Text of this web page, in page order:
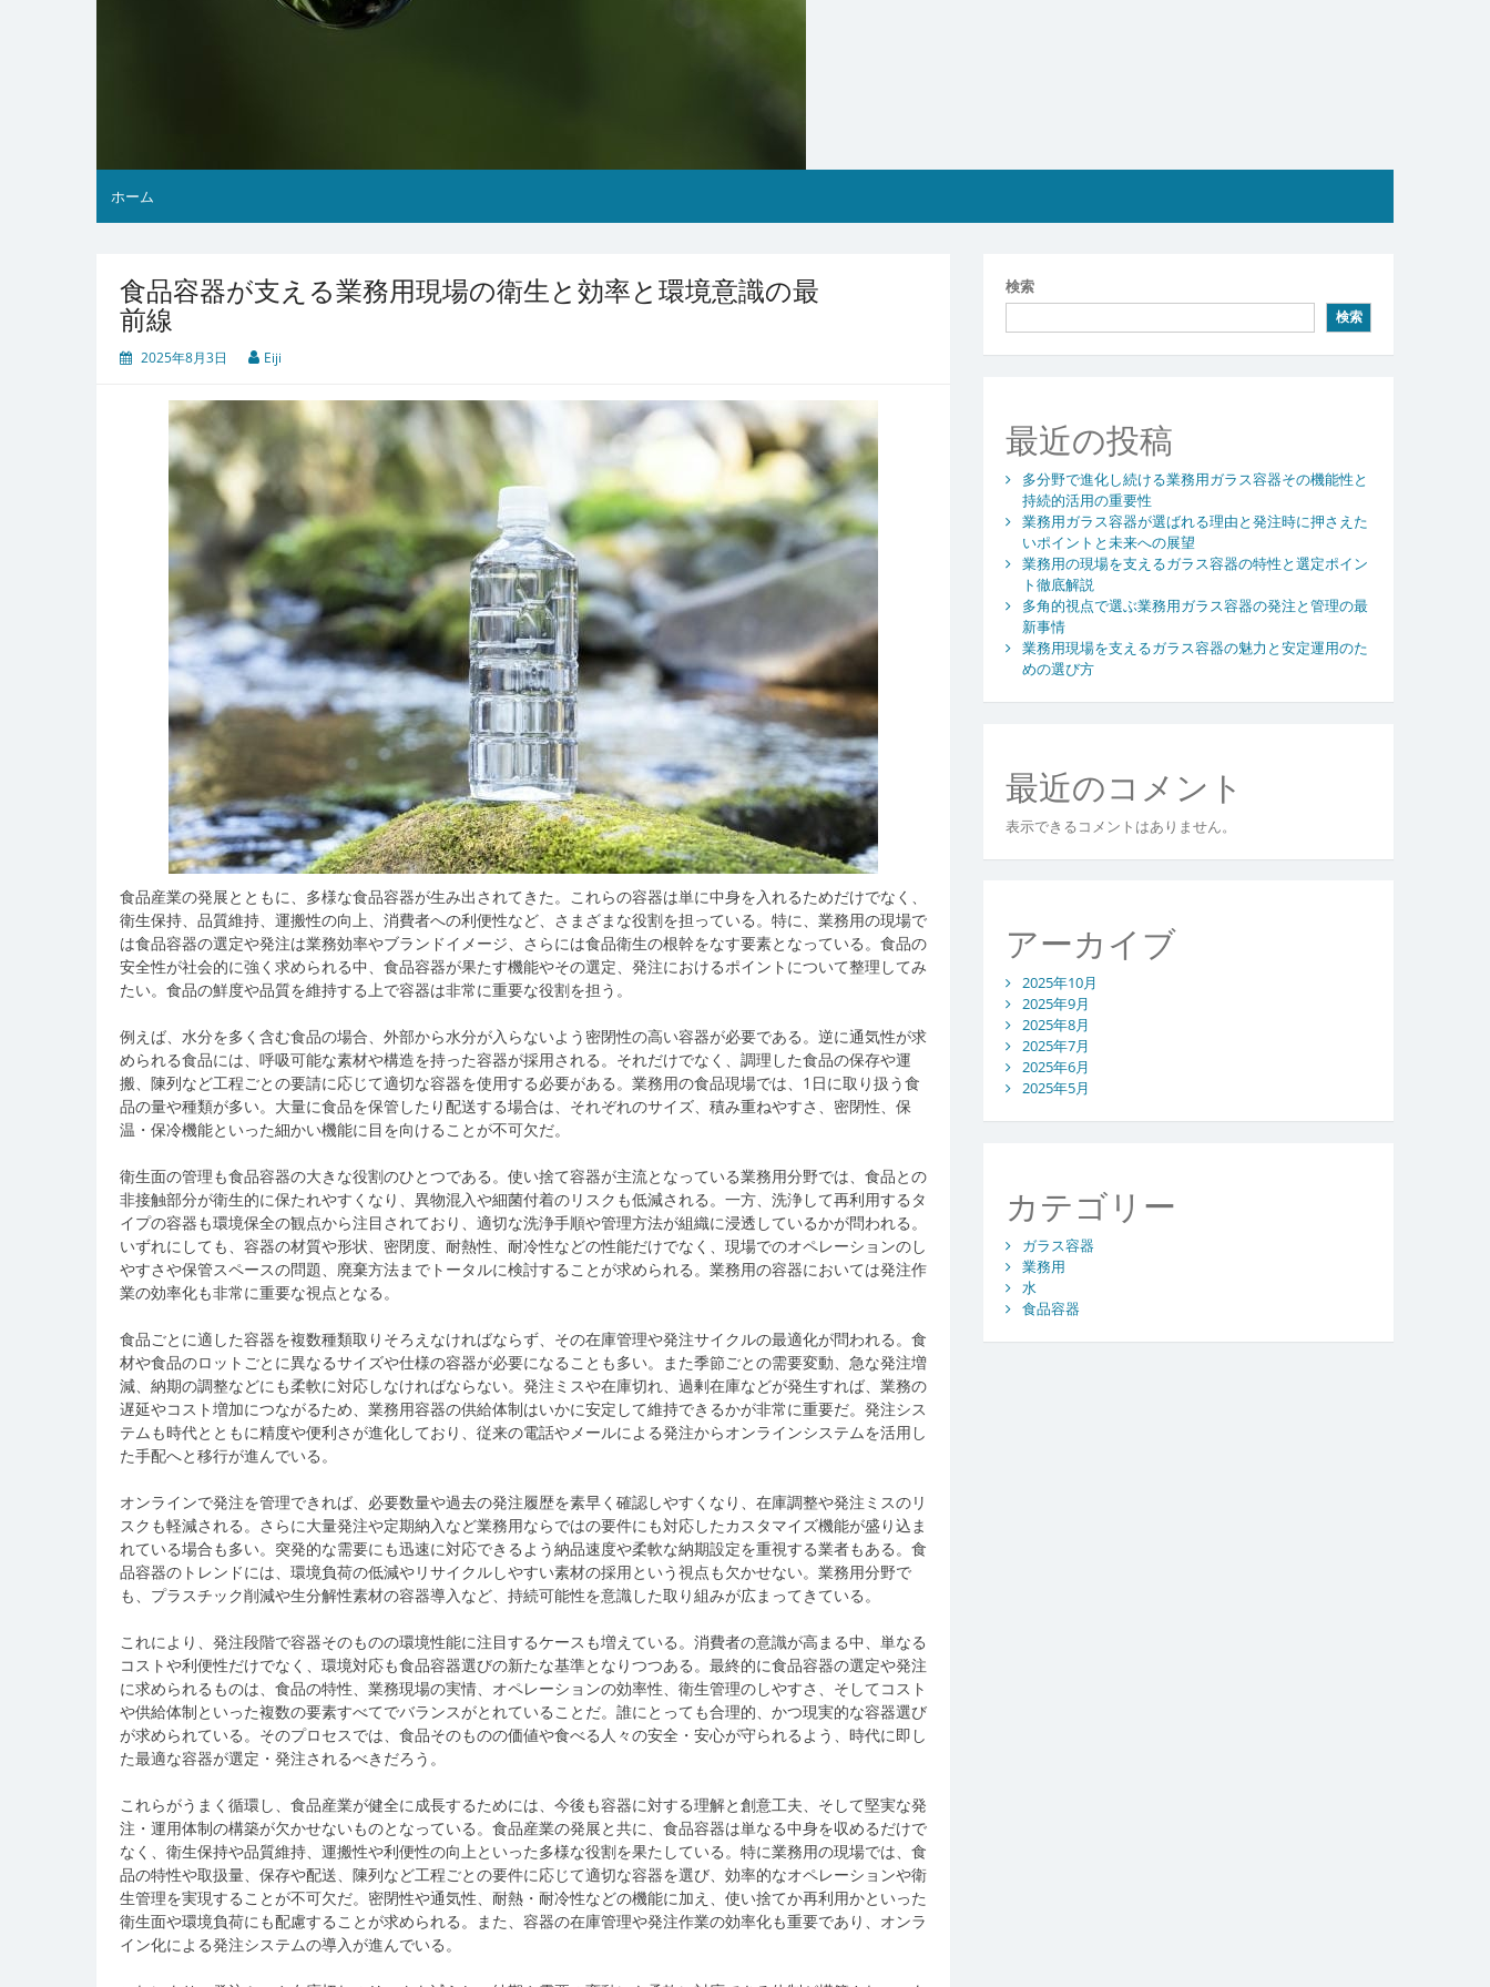
ホーム
食品容器が支える業務用現場の衛生と効率と環境意識の最
前線
2025年8月3日 Eiji
食品産業の発展とともに、多様な食品容器が生み出されてきた。 これらの容器は単に中身を入れるためだけでなく、
衛生保持、品質維持、運搬性の向上、消費者への利便性など、さまざまな役割を担っている。特に、業務用の現場で
は食品容器の選定や発注は業務効率やブランドイメージ、さらには食品衛生の根幹をなす要素となっている。食品の
安全性が社会的に強く求められる中、食品容器が果たす機能やその選定、発注におけるポイントについて整理してみ
たい。食品の鮮度や品質を維持する上で容器は非常に重要な役割を担う。
例えば、水分を多く含む食品の場合、外部から水分が入らないよう密閉性の高い容器が必要である。逆に通気性が求
められる食品には、呼吸可能な素材や構造を持った容器が採用される。それだけでなく、調理した食品の保存や運
搬、陳列など工程ごとの要請に応じて適切な容器を使用する必要がある。業務用の食品現場では、1日に取り扱う食
品の量や種類が多い。大量に食品を保管したり配送する場合は、それぞれのサイズ、積み重ねやすさ、密閉性、保
温・保冷機能といった細かい機能に目を向けることが不可欠だ。
衛生面の管理も食品容器の大きな役割のひとつである。使い捨て容器が主流となっている業務用分野では、食品との
非接触部分が衛生的に保たれやすくなり、異物混入や細菌付着のリスクも低減される。一方、洗浄して再利用するタ
イプの容器も環境保全の観点から注目されており、適切な洗浄手順や管理方法が組織に浸透しているかが問われる。
いずれにしても、容器の材質や形状、密閉度、耐熱性、耐冷性などの性能だけでなく、現場でのオペレーションのし
やすさや保管スペースの問題、廃棄方法までトータルに検討することが求められる。業務用の容器においては発注作
業の効率化も非常に重要な視点となる。
食品ごとに適した容器を複数種類取りそろえなければならず、その在庫管理や発注サイクルの最適化が問われる。食
材や食品のロットごとに異なるサイズや仕様の容器が必要になることも多い。また季節ごとの需要変動、急な発注増
減、納期の調整などにも柔軟に対応しなければならない。発注ミスや在庫切れ、過剰在庫などが発生すれば、業務の
遅延やコスト増加につながるため、業務用容器の供給体制はいかに安定して維持できるかが非常に重要だ。発注シス
テムも時代とともに精度や便利さが進化しており、従来の電話やメールによる発注からオンラインシステムを活用し
た手配へと移行が進んでいる。
オンラインで発注を管理できれば、必要数量や過去の発注履歴を素早く確認しやすくなり、在庫調整や発注ミスのリ
スクも軽減される。さらに大量発注や定期納入など業務用ならではの要件にも対応したカスタマイズ機能が盛り込ま
れている場合も多い。突発的な需要にも迅速に対応できるよう納品速度や柔軟な納期設定を重視する業者もある。食
品容器のトレンドには、環境負荷の低減やリサイクルしやすい素材の採用という視点も欠かせない。業務用分野で
も、プラスチック削減や生分解性素材の容器導入など、持続可能性を意識した取り組みが広まってきている。
これにより、発注段階で容器そのものの環境性能に注目するケースも増えている。消費者の意識が高まる中、単なる
コストや利便性だけでなく、環境対応も食品容器選びの新たな基準となりつつある。最終的に食品容器の選定や発注
に求められるものは、食品の特性、業務現場の実情、オペレーションの効率性、衛生管理のしやすさ、そしてコスト
や供給体制といった複数の要素すべてでバランスがとれていることだ。誰にとっても合理的、かつ現実的な容器選び
が求められている。そのプロセスでは、食品そのものの価値や食べる人々の安全・安心が守られるよう、時代に即し
た最適な容器が選定・発注されるべきだろう。
これらがうまく循環し、食品産業が健全に成長するためには、今後も容器に対する理解と創意工夫、そして堅実な発
注・運用体制の構築が欠かせないものとなっている。食品産業の発展と共に、食品容器は単なる中身を収めるだけで
なく、衛生保持や品質維持、運搬性や利便性の向上といった多様な役割を果たしている。特に業務用の現場では、食
品の特性や取扱量、保存や配送、陳列など工程ごとの要件に応じて適切な容器を選び、効率的なオペレーションや衛
生管理を実現することが不可欠だ。密閉性や通気性、耐熱・耐冷性などの機能に加え、使い捨てか再利用かといった
衛生面や環境負荷にも配慮することが求められる。また、容器の在庫管理や発注作業の効率化も重要であり、オンラ
イン化による発注システムの導入が進んでいる。
検索
検索
最近の投稿
多分野で進化し続ける業務用ガラス容器その機能性と
持続的活用の重要性
業務用ガラス容器が選ばれる理由と発注時に押さえた
いポイントと未来への展望
業務用の現場を支えるガラス容器の特性と選定ポイン
ト徹底解説
多角的視点で選ぶ業務用ガラス容器の発注と管理の最
新事情
業務用現場を支えるガラス容器の魅力と安定運用のた
めの選び方
最近のコメント
表示できるコメントはありません。
アーカイブ
2025年10月
2025年9月
2025年8月
2025年7月
2025年6月
2025年5月
カテゴリー
ガラス容器
業務用
水
食品容器